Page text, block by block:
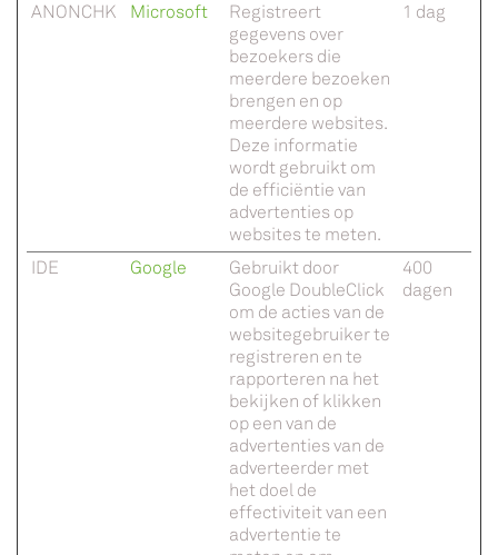
ANONCHK Microsoft
Registreert
gegevens over
bezoekers die
meerdere bezoeken
brengen en op
meerdere websites.
Deze informatie
wordt gebruikt om
de efficiëntie van
advertenties op
websites te meten.
1 dag
IDE Google
Gebruikt door
Google DoubleClick
om de acties van de
websitegebruiker te
registreren en te
rapporteren na het
bekijken of klikken
op een van de
advertenties van de
adverteerder met
het doel de
effectiviteit van een
advertentie te
400
dagen